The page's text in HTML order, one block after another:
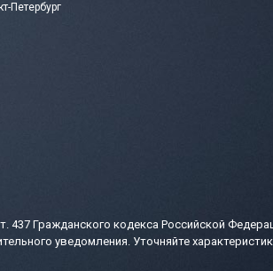
Петербург
Гражданского кодекса Российской
уведомления. Уточняйте